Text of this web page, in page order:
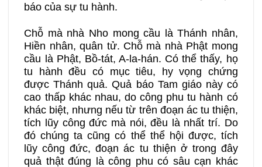
báo của sự tu hành.
Chỗ mà nhà Nho mong cầu là Thánh nhân,
Hiền nhân, quân tử. Chỗ mà nhà Phật mong
cầu là Phật, Bồ-tát, A-la-hán. Có thể thấy, họ
tu hành đều có mục tiêu, hy vọng chứng
được Thánh quả. Quả báo Tam giáo này có
cao thấp khác nhau, do công phu tu hành có
khác biệt, nhưng nếu từ trên đoạn ác tu thiện,
tích lũy công đức mà nói, đều là nhất trí. Do
đó chúng ta cũng có thể thể hội được, tích
lũy công đức, đoạn ác tu thiện ở trong đây
quả thật đúng là công phu có sâu cạn khác